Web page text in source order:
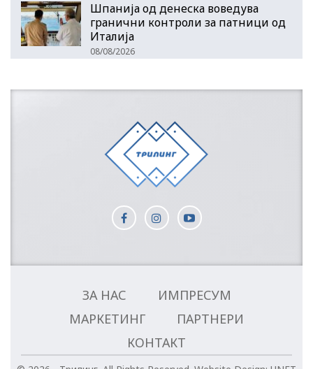
Шпанија од денеска воведува
гранични контроли за патници од
Италија
08/08/2026
ЗА НАС
ИМПРЕСУМ
МАРКЕТИНГ
ПАРТНЕРИ
КОНТАКТ